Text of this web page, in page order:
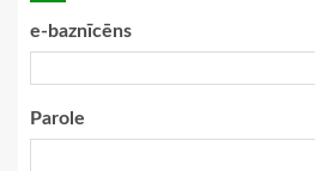
e-baznīcēns
Parole